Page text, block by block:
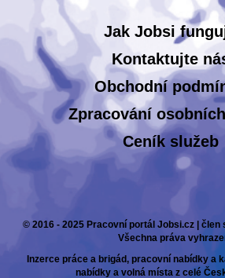
Jak Jobsi
Kontaktujte
Obchodní
Zpracování
Ceník služeb
© 2016 - 2025 Pracovní portál Jobsi.cz | člen
Všechna práva
Inzerce práce a brigád, pracovní nabídky a
nabídky a volná místa z celé